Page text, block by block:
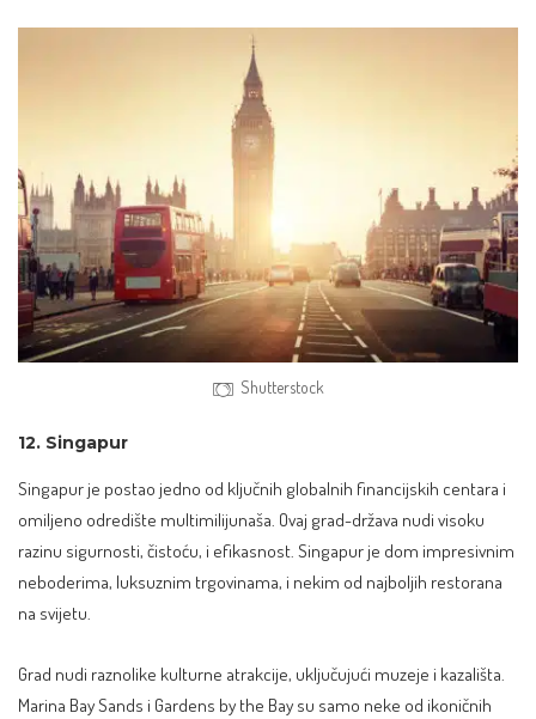
Shutterstock
12. Singapur
Singapur je postao jedno od ključnih globalnih financijskih centara i
omiljeno odredište multimilijunaša. Ovaj grad-država nudi visoku
razinu sigurnosti, čistoću, i efikasnost. Singapur je dom impresivnim
neboderima, luksuznim trgovinama, i nekim od najboljih restorana
na svijetu
Grad nudi raznolike kulturne atrakcije, uključujući muzeje i kazališta.
Marina Bay Sands i Gardens by the Bay su samo neke od ikoničnih